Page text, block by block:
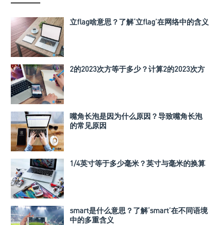
立flag啥意思？了解‘立flag’在网络中的含义
2的2023次方等于多少？计算2的2023次方
嘴角长泡是因为什么原因？导致嘴角长泡
的常见原因
1/4英寸等于多少毫米？英寸与毫米的换算
smart是什么意思？了解‘smart’在不同语境
中的多重含义